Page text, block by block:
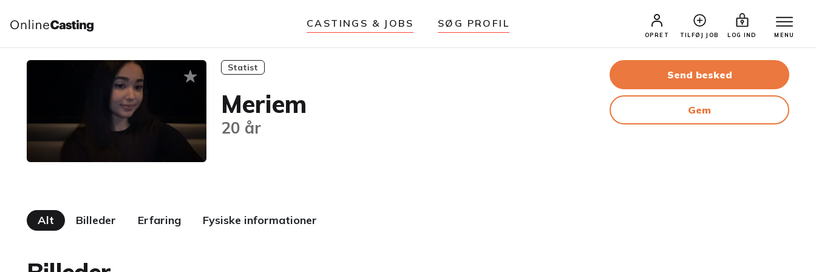
CASTINGS & JOBS SØG PROFIL
OPRET TILFØJ JOB LOG IND MENU
Statist
Meriem
20 år
Send besked
Gem
Alt Billeder Erfaring Fysiske informationer